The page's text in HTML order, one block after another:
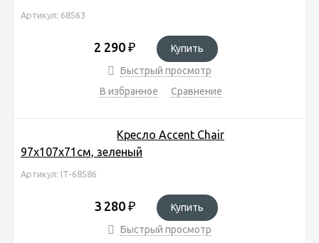
Артикул: 68563
2 290 ₽
Купить
Быстрый просмотр
В избранное
Сравнение
Кресло Accent Chair
97х107х71см, зеленый
Артикул: IT-68586
3 280 ₽
Купить
Быстрый просмотр